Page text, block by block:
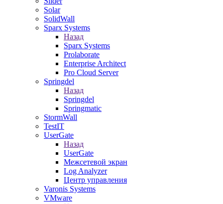
Solar
SolidWall
Sparx Systems
Назад
Sparx Systems
Prolaborate
Enterprise Architect
Pro Cloud Server
Springdel
Назад
Springdel
Springmatic
StormWall
TestIT
UserGate
Назад
UserGate
Межсетевой экран
Log Analyzer
Центр управления
Varonis Systems
VMware